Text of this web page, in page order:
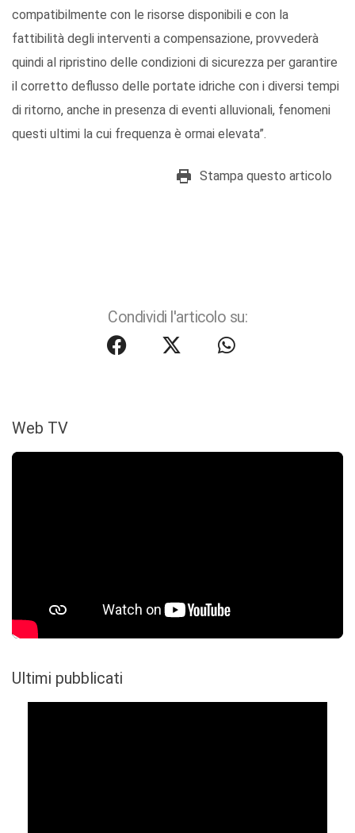
compatibilmente con le risorse disponibili e con la
fattibilità degli interventi a compensazione, provvederà
quindi al ripristino delle condizioni di sicurezza per garantire
il corretto deflusso delle portate idriche con i diversi tempi
di ritorno, anche in presenza di eventi alluvionali, fenomeni
questi ultimi la cui frequenza è ormai elevata”.
Stampa questo articolo
Condividi l'articolo su:
Web TV
Ultimi pubblicati